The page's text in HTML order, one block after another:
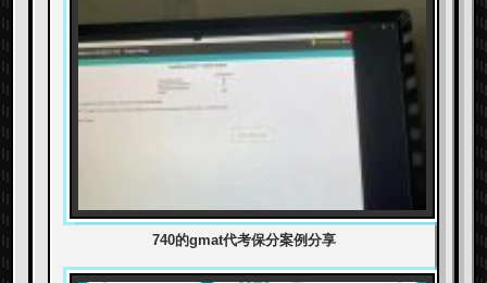
740的gmat代考保分案例分享